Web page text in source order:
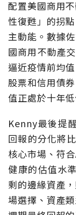
配置美國商用
性復甦」的拐
主動能。數據
國商用不動產
逼近疫情前均
股票和信用債
值正處於十年低
Kenny最後提
回報的分化將
核心市場、符
健康的估值水
剩的邊緣資產
場選擇、資產